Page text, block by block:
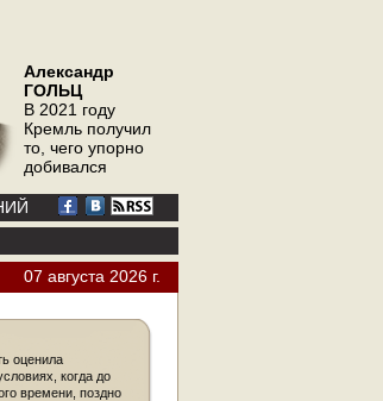
Александр
ГОЛЬЦ
В 2021 году
Кремль получил
то, чего упорно
добивался
07 августа 2026 г.
оценила
когда до
времени, поздно